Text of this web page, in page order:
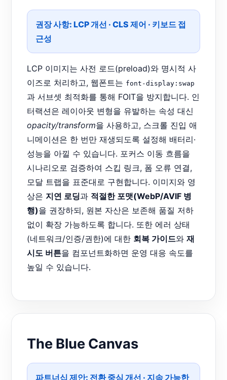
권장 사항: LCP 개선 · CLS 제어 · 키보드 접
근성
LCP 이미지는 사전 로드(preload)와 명시적 사
이즈로 처리하고, 웹폰트는 font-display:swap
과 서브셋 최적화를 통해 FOIT을 방지합니다. 인
터랙션은 레이아웃 변형을 유발하는 속성 대신
opacity/transform을 사용하고, 스크롤 진입 애
니메이션은 한 번만 재생되도록 설정해 배터리·
성능을 아낄 수 있습니다. 포커스 이동 흐름을
시나리오로 검증하여 스킵 링크, 폼 오류 연결,
모달 트랩을 표준대로 구현합니다. 이미지와 영
상은 지연 로딩과 적절한 포맷(WebP/AVIF 병
행)을 권장하되, 원본 자산은 보존해 품질 저하
없이 확장 가능하도록 합니다. 또한 에러 상태
(네트워크/인증/권한)에 대한 회복 가이드와 재
시도 버튼을 컴포넌트화하면 운영 대응 속도를
높일 수 있습니다.
The Blue Canvas
파트너십 제안: 전환 중심 개선 · 지속 가능한